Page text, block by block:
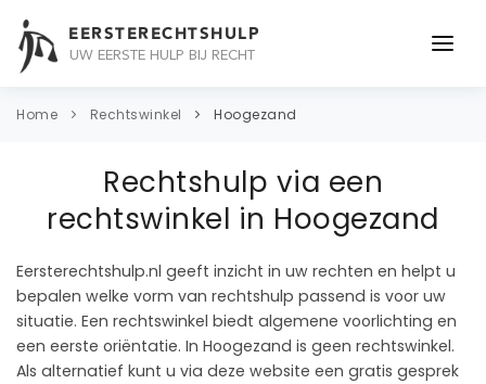
EERSTERECHTSHULP
UW EERSTE HULP BIJ RECHT
ONDERWERPEN
ADVOCAAT
CONTACT
Home Rechtswinkel Hoogezand
Rechtshulp via een
rechtswinkel in Hoogezand
Eersterechtshulp.nl geeft inzicht in uw rechten en helpt u
bepalen welke vorm van rechtshulp passend is voor uw
situatie. Een rechtswinkel biedt algemene voorlichting en
een eerste oriëntatie. In Hoogezand is geen rechtswinkel.
Als alternatief kunt u via deze website een gratis gesprek